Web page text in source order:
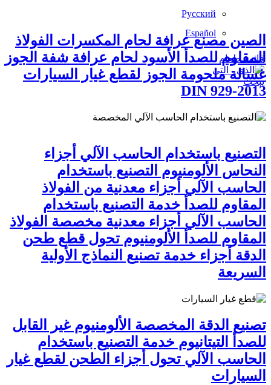
Русский
Español
قائمة طعام
يبحث
الصين مصنع عرافة لحام المكسرات الفولاذ
المقاوم للصدأ الأسود لحام عرافة شفة الجوز
غسالة ملحومة الجوز لقطع غيار السيارات
DIN 929-2013
التصنيع باستخدام الحاسب الآلي أجزاء
النحاس الألومنيوم التصنيع باستخدام
الحاسب الآلي أجزاء معدنية من الفولاذ
المقاوم للصدأ خدمة التصنيع باستخدام
الحاسب الآلي أجزاء معدنية مخصصة الفولاذ
المقاوم للصدأ الألومنيوم تحول قطع طحن
الدقة أجزاء خدمة تصنيع النماذج الأولية
السريعة
تصنيع الدقة المخصصة الألومنيوم غير القابل
للصدأ التيتانيوم خدمة التصنيع باستخدام
الحاسب الآلي تحول أجزاء الطحن لقطع غيار
السيارات